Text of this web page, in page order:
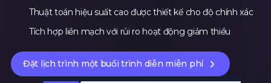
Thuật toán hiệu suất cao được thiết kế cho độ chính xác
Tích hợp liền mạch với rủi ro hoạt động giảm thiểu
Đặt lịch trình một buổi trình diễn miễn phí